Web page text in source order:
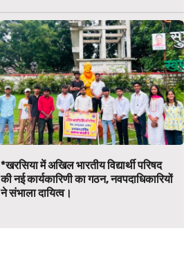
*खरसिया में अखिल भारतीय विद्यार्थी परिषद
की नई कार्यकारिणी का गठन, नवपदाधिकारियों
ने संभाला दायित्व।